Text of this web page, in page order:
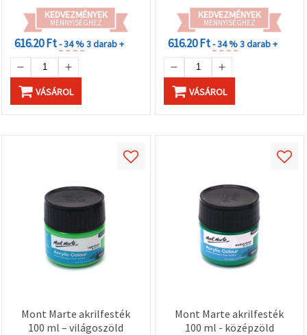
KEDVEZMÉNYEK
MENNYISÉGHEZ
616.20 Ft- 34 %3 darab +
VÁSÁROL
KEDVEZMÉNYEK
MENNYISÉGHEZ
616.20 Ft- 34 %3 darab +
VÁSÁROL
Mont Marte akrilfesték
100 ml – világoszöld
Mont Marte akrilfesték
100 ml - középzöld